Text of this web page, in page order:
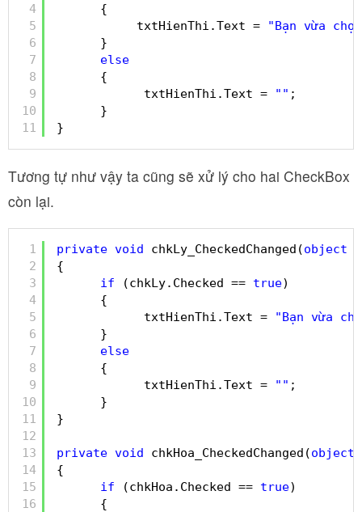
4
5
6
7
8
9
10
11
{
txtHienThi.Text =
"Bạn vừa
}
else
{
txtHienThi.Text =
"" ;
}
}
Tương tự như vậy ta cũng sẽ xử lý cho hai CheckBox
còn lại.
1
2
3
4
5
6
7
8
9
10
11
12
13
14
15
16
private void chkLy_CheckedChanged(object
{
if
(chkLy.Checked == true)
{
txtHienThi.Text =
"Bạn vừa
}
else
{
txtHienThi.Text =
"" ;
}
}
private void chkHoa_CheckedChanged(object
{
if
(chkHoa.Checked == true)
{